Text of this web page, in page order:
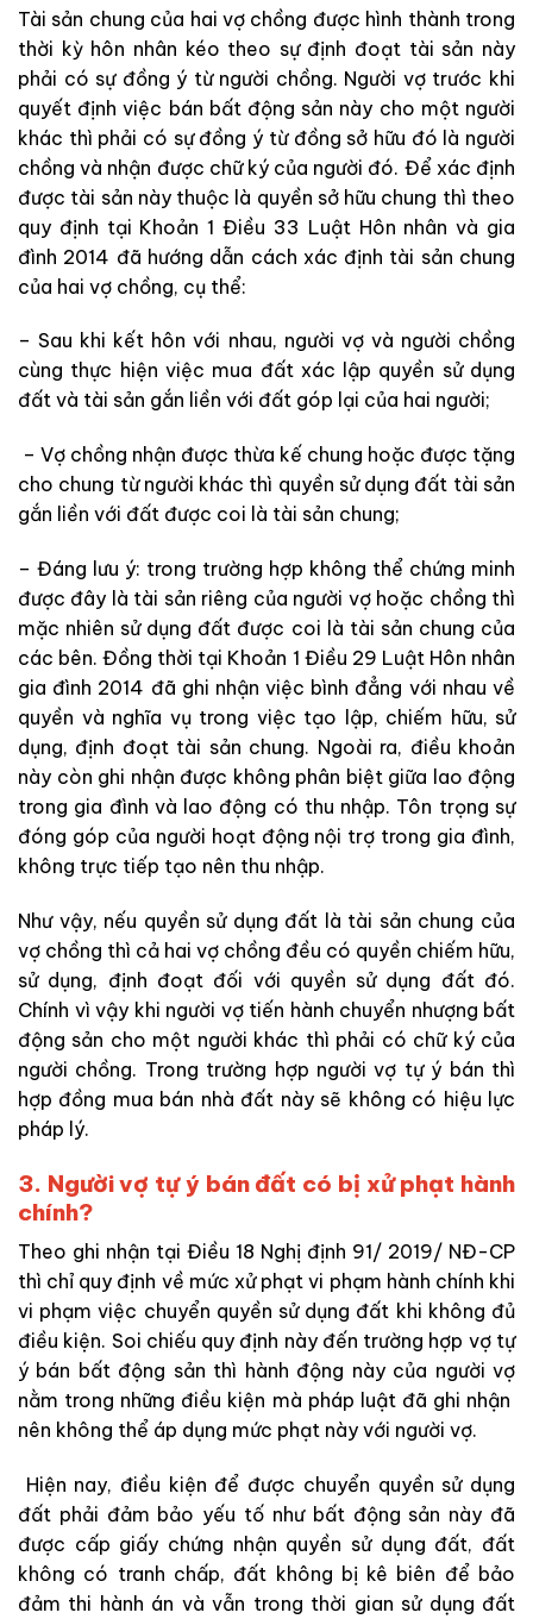
Tài sản chung của hai vợ chồng được hình thành trong
thời kỳ hôn nhân kéo theo sự định đoạt tài sản này
phải có sự đồng ý từ người chồng. Người vợ trước khi
quyết định việc bán bất động sản này cho một người
khác thì phải có sự đồng ý từ đồng sở hữu đó là người
chồng và nhận được chữ ký của người đó. Để xác định
được tài sản này thuộc là quyền sở hữu chung thì theo
quy định tại Khoản 1 Điều 33 Luật Hôn nhân và gia
đình 2014 đã hướng dẫn cách xác định tài sản chung
của hai vợ chồng, cụ thể:
– Sau khi kết hôn với nhau, người vợ và người chồng
cùng thực hiện việc mua đất xác lập quyền sử dụng
đất và tài sản gắn liền với đất góp lại của hai người;
– Vợ chồng nhận được thừa kế chung hoặc được tặng
cho chung từ người khác thì quyền sử dụng đất tài sản
gắn liền với đất được coi là tài sản chung;
– Đáng lưu ý: trong trường hợp không thể chứng minh
được đây là tài sản riêng của người vợ hoặc chồng thì
mặc nhiên sử dụng đất được coi là tài sản chung của
các bên. Đồng thời tại Khoản 1 Điều 29 Luật Hôn nhân
gia đình 2014 đã ghi nhận việc bình đẳng với nhau về
quyền và nghĩa vụ trong việc tạo lập, chiếm hữu, sử
dụng, định đoạt tài sản chung. Ngoài ra, điều khoản
này còn ghi nhận được không phân biệt giữa lao động
trong gia đình và lao động có thu nhập. Tôn trọng sự
đóng góp của người hoạt động nội trợ trong gia đình,
không trực tiếp tạo nên thu nhập.
Như vậy, nếu quyền sử dụng đất là tài sản chung của
vợ chồng thì cả hai vợ chồng đều có quyền chiếm hữu,
sử dụng, định đoạt đối với quyền sử dụng đất đó.
Chính vì vậy khi người vợ tiến hành chuyển nhượng bất
động sản cho một người khác thì phải có chữ ký của
người chồng. Trong trường hợp người vợ tự ý bán thì
hợp đồng mua bán nhà đất này sẽ không có hiệu lực
pháp lý.
3. Người vợ tự ý bán đất có bị xử phạt hành
chính?
Theo ghi nhận tại Điều 18 Nghị định 91/ 2019/ NĐ-CP
thì chỉ quy định về mức xử phạt vi phạm hành chính khi
vi phạm việc chuyển quyền sử dụng đất khi không đủ
điều kiện. Soi chiếu quy định này đến trường hợp vợ tự
ý bán bất động sản thì hành động này của người vợ
nằm trong những điều kiện mà pháp luật đã ghi nhận
nên không thể áp dụng mức phạt này với người vợ.
Hiện nay, điều kiện để được chuyển quyền sử dụng
đất phải đảm bảo yếu tố như bất động sản này đã
được cấp giấy chứng nhận quyền sử dụng đất, đất
không có tranh chấp, đất không bị kê biên để bảo
đảm thi hành án và vẫn trong thời gian sử dụng đất